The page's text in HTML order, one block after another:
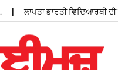
ਲਾਪਤਾ ਭਾਰਤੀ ਵਿਦਿਆਰਥੀ ਦੀ ਲਾਸ਼